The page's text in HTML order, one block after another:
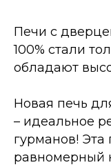
Печи с
100% стали
обладают
Новая печь
– идеальное
гурманов! Эта
равномерный